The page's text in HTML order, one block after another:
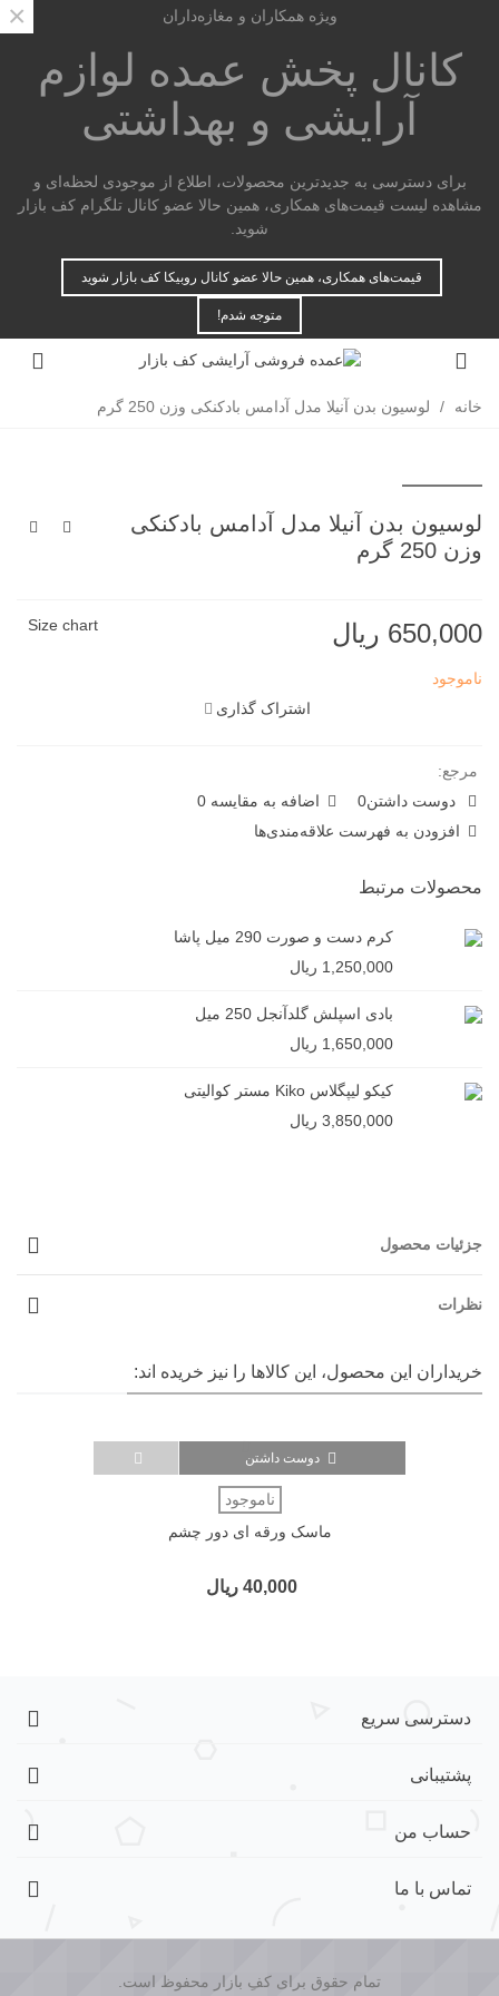
ویژه همکاران و مغازه‌داران
کانال پخش عمده لوازم
آرایشی و بهداشتی
برای دسترسی به جدیدترین محصولات، اطلاع از موجودی لحظه‌ای و
مشاهده لیست قیمت‌های همکاری، همین حالا عضو کانال تلگرام کف بازار
شوید.
قیمت‌های همکاری، همین حالا عضو کانال روبیکا کف بازار شوید
متوجه شدم!
×
خانه / لوسیون بدن آنیلا مدل آدامس بادکنکی وزن 250 گرم
لوسیون بدن آنیلا مدل آدامس بادکنکی
وزن 250 گرم
650,000 ریال Size chart
ناموجود
اشتراک گذاری
مرجع:
دوست داشتن0 اضافه به مقایسه 0
افزودن به فهرست علاقه‌مندی‌ها
محصولات مرتبط
کرم دست و صورت 290 میل پاشا
1,250,000 ریال
بادی اسپلش گلدآنجل 250 میل
1,650,000 ریال
کیکو لیپگلاس Kiko مستر کوالیتی
3,850,000 ریال
جزئیات محصول
نظرات
خریداران این محصول، این کالاها را نیز خریده اند:
دوست داشتن
ناموجود
ماسک ورقه ای دور چشم
40,000 ریال
دسترسی سریع
پشتیبانی
حساب من
تماس با ما
تمام حقوق برای کفِ بازار محفوظ است.